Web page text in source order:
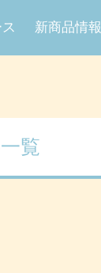
新商品情報
覧